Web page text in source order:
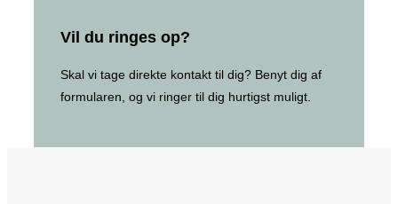
Vil du ringes op?
Skal vi tage direkte kontakt til dig? Benyt dig af
formularen, og vi ringer til dig hurtigst muligt.